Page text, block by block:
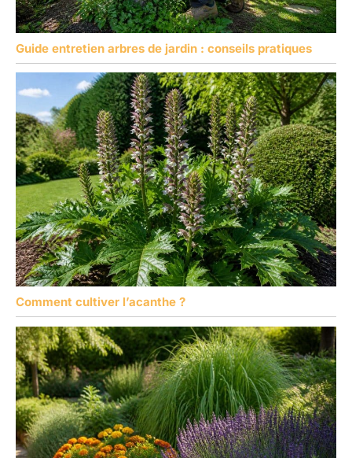
professionnels.
Dimensions, lame de scie
390 mm, pas de dents
4,5 mm, épaisseur 1,2
mm
Guide entretien arbres de jardin : conseils pratiques
Comment cultiver l’acanthe ?